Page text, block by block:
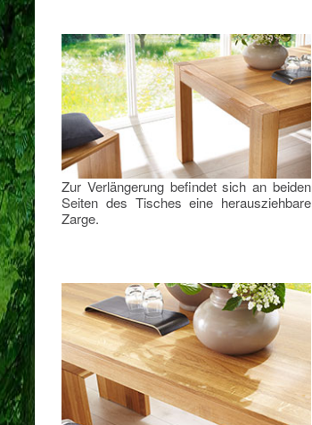
Zur Verlängerung befindet sich an beiden
Seiten des Tisches eine herausziehbare
Zarge.